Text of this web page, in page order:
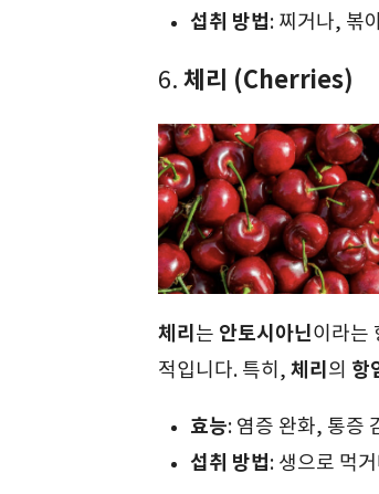
섭취 방법: 찌거나, 볶
6. 체리 (Cherries)
체리 는 안토시아닌이라는
적입니다. 특히, 체리 의 항
효능: 염증 완화, 통증
섭취 방법: 생으로 먹